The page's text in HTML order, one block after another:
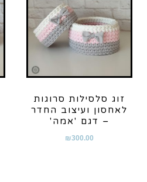
זוג סלסילות סרוגות
לאחסון ועיצוב החדר
– דגם 'אמה'
₪300.00